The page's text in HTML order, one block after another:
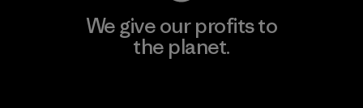
We give our profits to
the planet.